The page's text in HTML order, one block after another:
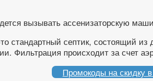
вызывать ассенизаторскую
стандартный септик, состоящий
Фильтрация происходит за счет
Промокоды на скидку